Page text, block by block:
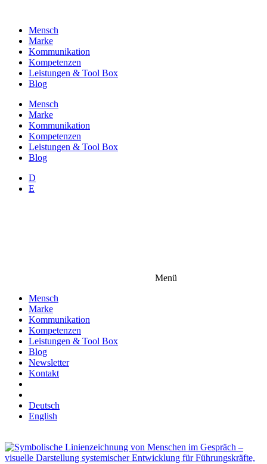
wechselnMensch
Marke
Kommunikation
Kompetenzen
Leistungen & Tool Box
Blog
Mensch
Marke
Kommunikation
Kompetenzen
Leistungen & Tool Box
Blog
D
E
Menü
Mensch
Marke
Kommunikation
Kompetenzen
Leistungen & Tool Box
Blog
Newsletter
Kontakt
Deutsch
English